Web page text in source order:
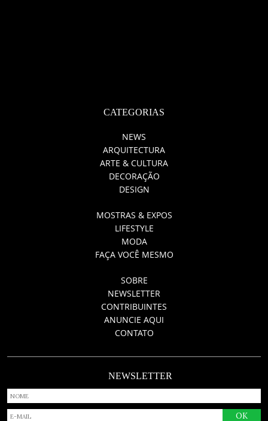
CATEGORIAS
NEWS
ARQUITECTURA
ARTE & CULTURA
DECORAÇÃO
DESIGN
MOSTRAS & EXPOS
LIFESTYLE
MODA
FAÇA VOCÊ MESMO
SOBRE
NEWSLETTER
CONTRIBUINTES
ANUNCIE AQUI
CONTATO
NEWSLETTER